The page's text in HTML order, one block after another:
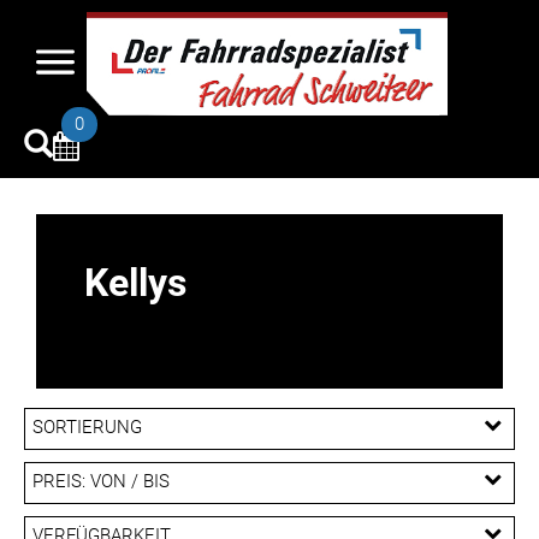
0
Kellys
SORTIERUNG
PREIS: VON / BIS
EUR